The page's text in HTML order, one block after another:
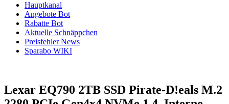
Hauptkanal
Angebote Bot
Rabatte Bot
Aktuelle Schnäppchen
Preisfehler News
Sparabo WIKI
Lexar EQ790 2TB SSD Pirate-D!eals M.2